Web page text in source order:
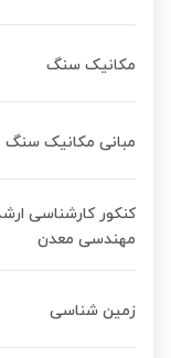
مکانیک سنگ
مبانی مکانیک سنگ
کنکور کارشناسی
مهندسی معدن
زمین شناسی